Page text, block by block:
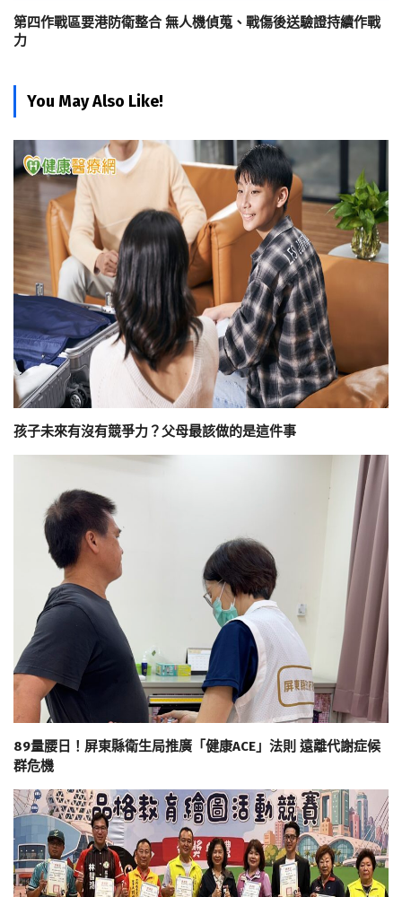
第四作戰區要港防衛整合 無人機偵蒐、戰傷後送驗證持續作戰
力
You May Also Like!
孩子未來有沒有競爭力？父母最該做的是這件事
89量腰日！屏東縣衛生局推廣「健康ACE」法則 遠離代謝症候
群危機